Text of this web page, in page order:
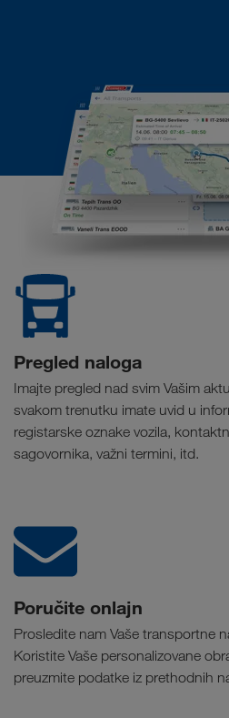
Pregled naloga
Imajte pregled nad svim Vašim
svakom trenutku imate uvid u
registarske oznake vozila,
sagovornika, važni termini, itd.
Poručite onlajn
Prosledite nam Vaše transportne
Koristite Vaše personalizovane
preuzmite podatke iz prethodnih